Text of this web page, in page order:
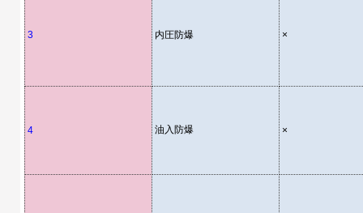
3 内圧防爆 ×
4 油入防爆 ×